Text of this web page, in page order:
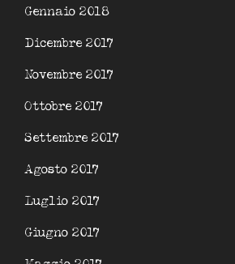
Gennaio 2018
Dicembre 2017
Novembre 2017
Ottobre 2017
Settembre 2017
Agosto 2017
Luglio 2017
Giugno 2017